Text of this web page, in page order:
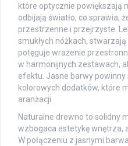
które optycznie powiększają
odbijają światło, co sprawia,
przestrzenne i przejrzyste.
smukłych nóżkach,
potęguje wrażenie
w harmonijnych zestawach,
efektu. Jasne barwy powinny
kolorowych dodatków, które
aranżacji.
Naturalne drewno to solidny
wzbogaca estetykę wnętrza,
W połączeniu z jasnymi